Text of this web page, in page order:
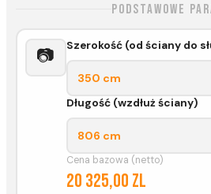
Podstawowe
📷 Szerokość (od ściany do
350 cm
Długość (wzdłuż ściany)
806 cm
Cena bazowa (netto)
20 325,00 zl